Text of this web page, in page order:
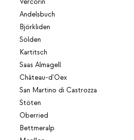
Vercorin
Andelsbuch
Björkliden
Sölden
Kartitsch
Saas Almagell
Château-d'Oex
San Martino di Castrozza
Stöten
Oberried
Bettmeralp